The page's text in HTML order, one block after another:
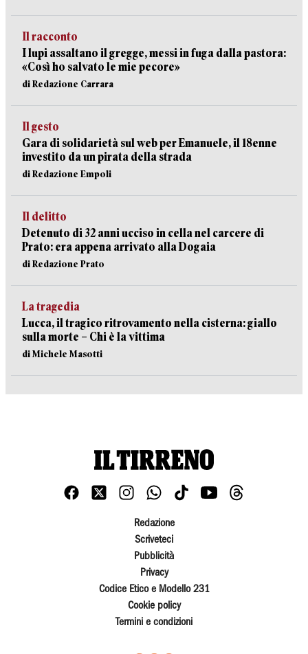
Il racconto
I lupi assaltano il gregge, messi in fuga dalla pastora:
«Così ho salvato le mie pecore»
di Redazione Carrara
Il gesto
Gara di solidarietà sul web per Emanuele, il 18enne
investito da un pirata della strada
di Redazione Empoli
Il delitto
Detenuto di 32 anni ucciso in cella nel carcere di
Prato: era appena arrivato alla Dogaia
di Redazione Prato
La tragedia
Lucca, il tragico ritrovamento nella cisterna: giallo
sulla morte – Chi è la vittima
di Michele Masotti
Redazione
Scriveteci
Pubblicità
Privacy
Codice Etico e Modello 231
Cookie policy
Termini e condizioni